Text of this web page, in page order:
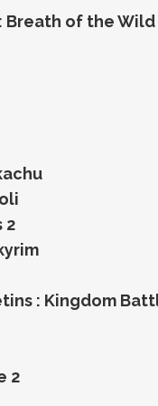
Breath of the Wild
2
: Kingdom
2